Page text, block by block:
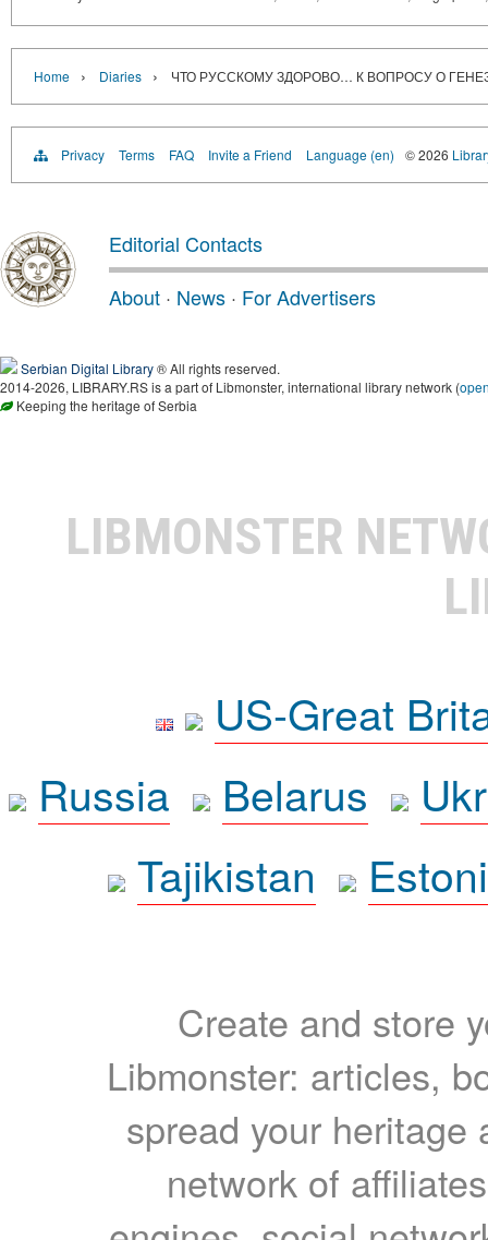
Home › Diaries › ЧТО РУССКОМУ ЗДОРОВО… К ВОПРОСУ О
Privacy Terms FAQ Invite a Friend Language (en) © 2026
Editorial Contacts
About · News · For Advertisers
Serbian Digital Library® All rights reserved.
2014-2026, LIBRARY.RS is a part of Libmonster, international library network (
Keeping the heritage of Serbia
LIBMONSTER
US-Great
Russia
Belarus
Tajikistan
Create and store
Libmonster: articles,
spread your heritage
network of